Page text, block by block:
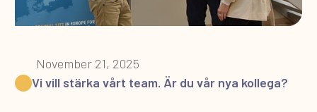
November 21, 2025
Vi vill stärka vårt team. Är du vår nya kollega?